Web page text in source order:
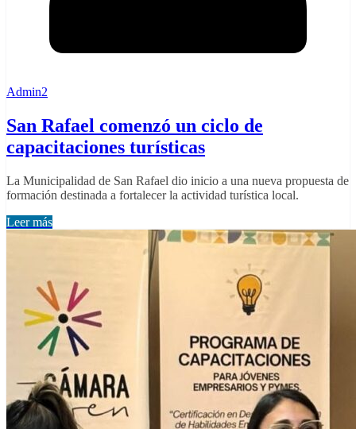
Admin2
San Rafael comenzó un ciclo de
capacitaciones turísticas
La Municipalidad de San Rafael dio inicio a una nueva propuesta de
formación destinada a fortalecer la actividad turística local.
Leer más